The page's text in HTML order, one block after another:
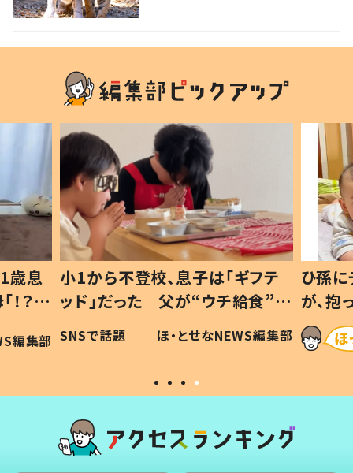
歳息
？」
編集部
小1から不登校、息子は「ギフテ
ッド」だった 父が“ウチ給食”を
作り続ける理由とは #令和の親
#令和の子
SNSで話題 ほ・とせなNEWS編集部
ひ孫
が、
「涙が
い」